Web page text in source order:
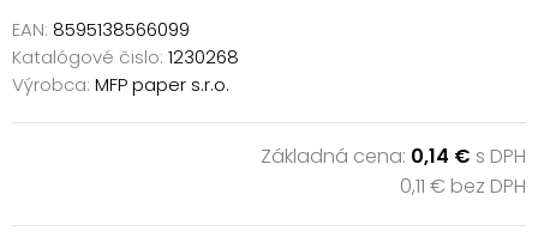
EAN: 8595138566099
Katalógové čislo: 1230268
Výrobca: MFP paper s.r.o.
Základná cena: 0,14 € s DPH
0,11 € bez DPH